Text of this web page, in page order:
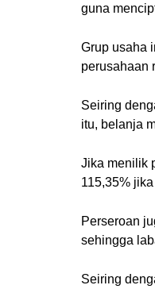
guna
Grup usaha
perusahaan
Seiring
itu, belanja
Jika menilik
115,35%
Perseroan
sehingga
Seiring